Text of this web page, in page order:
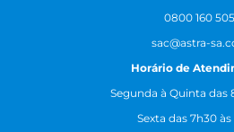
0800 160
sac@astra-
Horário de
Segunda à Quinta das
Sexta das 7h30 às